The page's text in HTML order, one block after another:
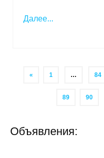
Далее...
« 1 … 84
89 90
Объявления: